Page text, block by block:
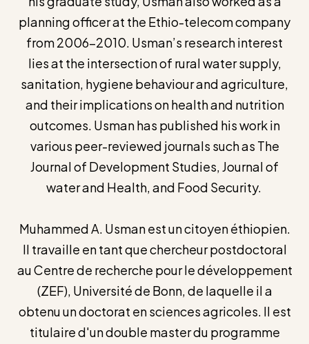
planning officer at the Ethio-telecom company
from 2006-2010. Usman’s research interest
lies at the intersection of rural water supply,
sanitation, hygiene behaviour and agriculture,
and their implications on health and nutrition
outcomes. Usman has published his work in
various peer-reviewed journals such as The
Journal of Development Studies, Journal of
water and Health, and Food Security.
Muhammed A. Usman est un citoyen éthiopien.
Il travaille en tant que chercheur postdoctoral
au Centre de recherche pour le développement
(ZEF), Université de Bonn, de laquelle il a
obtenu un doctorat en sciences agricoles. Il est
titulaire d'un double master du programme